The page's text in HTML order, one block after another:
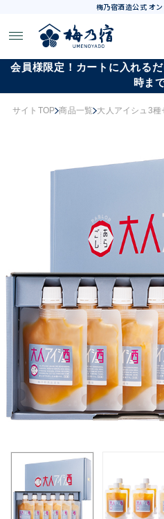
梅乃宿酒造公式 オ
会員様限定！カートに入れる
時ま
サイトTOP 商品一覧 大人アイシュ3種